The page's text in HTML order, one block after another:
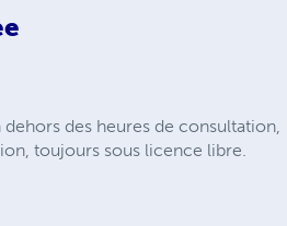
des heures de consultation,
toujours sous licence libre.